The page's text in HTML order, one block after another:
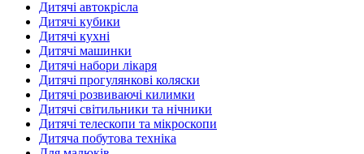
Дитячі автокрісла
Дитячі кубики
Дитячі кухні
Дитячі машинки
Дитячі набори лікаря
Дитячі прогулянкові коляски
Дитячі розвиваючі килимки
Дитячі світильники та нічники
Дитячі телескопи та мікроскопи
Дитяча побутова техніка